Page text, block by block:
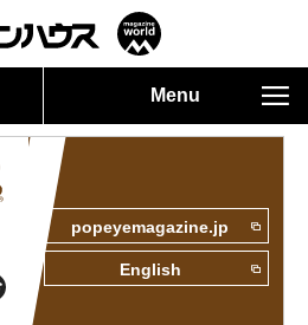
Menu
popeyemagazine.jp
English